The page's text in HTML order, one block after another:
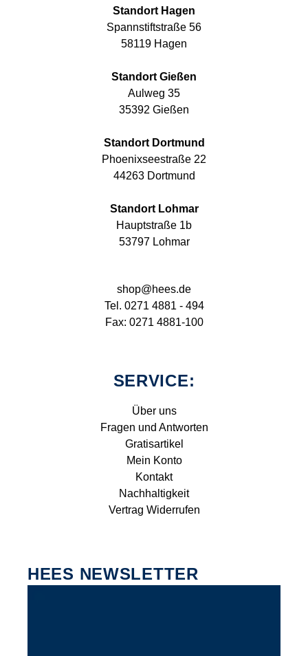
Standort Hagen
Spannstiftstraße 56
58119 Hagen
Standort Gießen
Aulweg 35
35392 Gießen
Standort Dortmund
Phoenixseestraße 22
44263 Dortmund
Standort Lohmar
Hauptstraße 1b
53797 Lohmar
shop@hees.de
Tel. 0271 4881 - 494
Fax: 0271 4881-100
SERVICE:
Über uns
Fragen und Antworten
Gratisartikel
Mein Konto
Kontakt
Nachhaltigkeit
Vertrag Widerrufen
HEES NEWSLETTER